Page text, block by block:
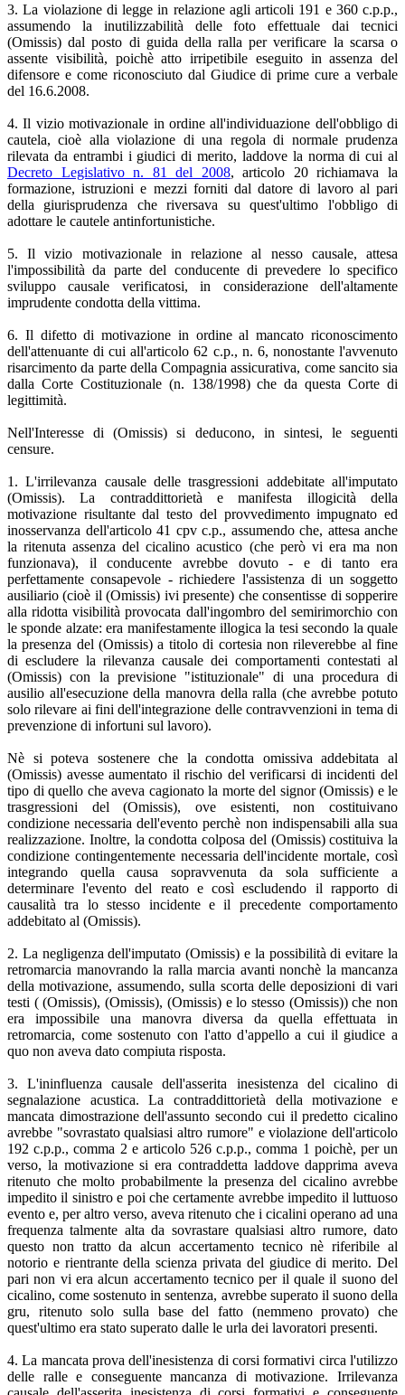
3. La violazione di legge in relazione agli articoli 191 e 360 c.p.p.,
assumendo la inutilizzabilità delle foto effettuale dai tecnici
(Omissis) dal posto di guida della ralla per verificare la scarsa o
assente visibilità, poichè atto irripetibile eseguito in assenza del
difensore e come riconosciuto dal Giudice di prime cure a verbale
del 16.6.2008.
4. Il vizio motivazionale in ordine all'individuazione dell'obbligo di
cautela, cioè alla violazione di una regola di normale prudenza
rilevata da entrambi i giudici di merito, laddove la norma di cui al
Decreto Legislativo n. 81 del 2008, articolo 20 richiamava la
formazione, istruzioni e mezzi forniti dal datore di lavoro al pari
della giurisprudenza che riversava su quest'ultimo l'obbligo di
adottare le cautele antinfortunistiche.
5. Il vizio motivazionale in relazione al nesso causale, attesa
l'impossibilità da parte del conducente di prevedere lo specifico
sviluppo causale verificatosi, in considerazione dell'altamente
imprudente condotta della vittima.
6. Il difetto di motivazione in ordine al mancato riconoscimento
dell'attenuante di cui all'articolo 62 c.p., n. 6, nonostante l'avvenuto
risarcimento da parte della Compagnia assicurativa, come sancito sia
dalla Corte Costituzionale (n. 138/1998) che da questa Corte di
legittimità.
Nell'Interesse di (Omissis) si deducono, in sintesi, le seguenti
censure.
1. L'irrilevanza causale delle trasgressioni addebitate all'imputato
(Omissis). La contraddittorietà e manifesta illogicità della
motivazione risultante dal testo del provvedimento impugnato ed
inosservanza dell'articolo 41 cpv c.p., assumendo che, attesa anche
la ritenuta assenza del cicalino acustico (che però vi era ma non
funzionava), il conducente avrebbe dovuto - e di tanto era
perfettamente consapevole - richiedere l'assistenza di un soggetto
ausiliario (cioè il (Omissis) ivi presente) che consentisse di sopperire
alla ridotta visibilità provocata dall'ingombro del semirimorchio con
le sponde alzate: era manifestamente illogica la tesi secondo la quale
la presenza del (Omissis) a titolo di cortesia non rileverebbe al fine
di escludere la rilevanza causale dei comportamenti contestati al
(Omissis) con la previsione "istituzionale" di una procedura di
ausilio all'esecuzione della manovra della ralla (che avrebbe potuto
solo rilevare ai fini dell'integrazione delle contravvenzioni in tema di
prevenzione di infortuni sul lavoro).
Nè si poteva sostenere che la condotta omissiva addebitata al
(Omissis) avesse aumentato il rischio del verificarsi di incidenti del
tipo di quello che aveva cagionato la morte del signor (Omissis) e le
trasgressioni del (Omissis), ove esistenti, non costituivano
condizione necessaria dell'evento perchè non indispensabili alla sua
realizzazione. Inoltre, la condotta colposa del (Omissis) costituiva la
condizione contingentemente necessaria dell'incidente mortale, così
integrando quella causa sopravvenuta da sola sufficiente a
determinare l'evento del reato e così escludendo il rapporto di
causalità tra lo stesso incidente e il precedente comportamento
addebitato al (Omissis).
2. La negligenza dell'imputato (Omissis) e la possibilità di evitare la
retromarcia manovrando la ralla marcia avanti nonchè la mancanza
della motivazione, assumendo, sulla scorta delle deposizioni di vari
testi ( (Omissis), (Omissis), (Omissis) e lo stesso (Omissis)) che non
era impossibile una manovra diversa da quella effettuata in
retromarcia, come sostenuto con l'atto d'appello a cui il giudice a
quo non aveva dato compiuta risposta.
3. L'ininfluenza causale dell'asserita inesistenza del cicalino di
segnalazione acustica. La contraddittorietà della motivazione e
mancata dimostrazione dell'assunto secondo cui il predetto cicalino
avrebbe "sovrastato qualsiasi altro rumore" e violazione dell'articolo
192 c.p.p., comma 2 e articolo 526 c.p.p., comma 1 poichè, per un
verso, la motivazione si era contraddetta laddove dapprima aveva
ritenuto che molto probabilmente la presenza del cicalino avrebbe
impedito il sinistro e poi che certamente avrebbe impedito il luttuoso
evento e, per altro verso, aveva ritenuto che i cicalini operano ad una
frequenza talmente alta da sovrastare qualsiasi altro rumore, dato
questo non tratto da alcun accertamento tecnico nè riferibile al
notorio e rientrante della scienza privata del giudice di merito. Del
pari non vi era alcun accertamento tecnico per il quale il suono del
cicalino, come sostenuto in sentenza, avrebbe superato il suono della
gru, ritenuto solo sulla base del fatto (nemmeno provato) che
quest'ultimo era stato superato dalle le urla dei lavoratori presenti.
4. La mancata prova dell'inesistenza di corsi formativi circa l'utilizzo
delle ralle e conseguente mancanza di motivazione. Irrilevanza